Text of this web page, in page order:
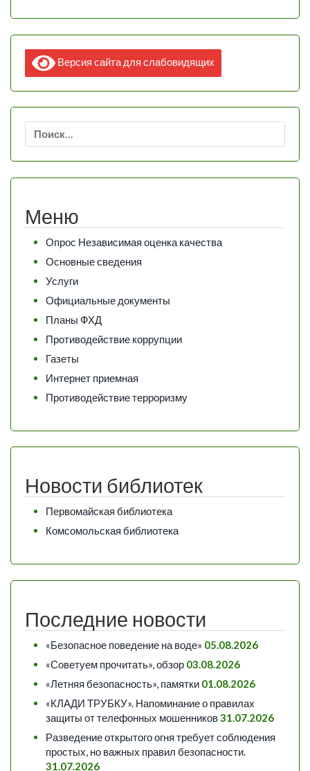
Версия сайта для слабовидящих
Найти:
Меню
Опрос Независимая оценка качества
Основные сведения
Услуги
Официальные документы
Планы ФХД
Противодействие коррупции
Газеты
Интернет приемная
Противодействие терроризму
Новости библиотек
Первомайская библиотека
Комсомольская библиотека
Последние новости
«Безопасное поведение на воде» 05.08.2026
«Советуем прочитать», обзор 03.08.2026
«Летняя безопасность», памятки 01.08.2026
«КЛАДИ ТРУБКУ». Напоминание о правилах
защиты от телефонных мошенников31.07.2026
Разведение открытого огня требует соблюдения
простых, но важных правил безопасности.
31.07.2026